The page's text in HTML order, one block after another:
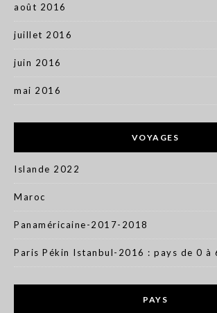
août 2016
juillet 2016
juin 2016
mai 2016
VOYAGES
Islande 2022
Maroc
Panaméricaine-2017-2018
Paris Pékin Istanbul-2016 : pays de 0 à
PAYS